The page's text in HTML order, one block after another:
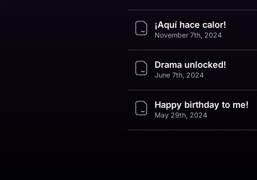
¡Aquí hace calor!
November 7th, 2024
Drama unlocked!
June 7th, 2024
Happy birthday to me!
May 29th, 2024